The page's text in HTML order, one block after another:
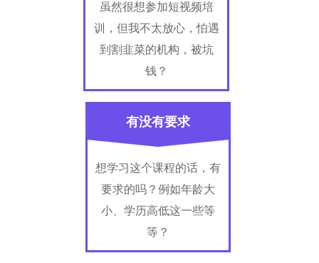
虽然很想参加短视频培
训，但我不太放心，怕遇
到割韭菜的机构，被坑
钱？
有没有要求
想学习这个课程的话，有
要求的吗？例如年龄大
小、学历高低这一些等
等？